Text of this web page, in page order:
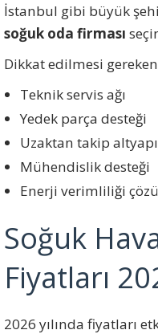
İstanbul gibi büyük
soğuk oda firması
Dikkat edilmesi
Teknik servis ağı
Yedek parça desteği
Uzaktan takip
Mühendislik desteği
Enerji verimliliği
Soğuk
Fiyatları
2026 yılında fiyatları